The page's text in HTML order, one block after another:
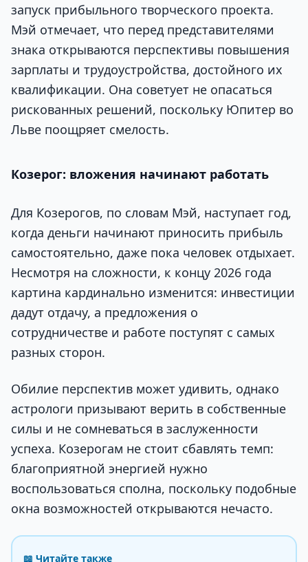
запуск прибыльного творческого проекта.
Мэй отмечает, что перед представителями
знака открываются перспективы повышения
зарплаты и трудоустройства, достойного их
квалификации. Она советует не опасаться
рискованных решений, поскольку Юпитер во
Льве поощряет смелость.
Козерог: вложения начинают работать
Для Козерогов, по словам Мэй, наступает год,
когда деньги начинают приносить прибыль
самостоятельно, даже пока человек отдыхает.
Несмотря на сложности, к концу 2026 года
картина кардинально изменится: инвестиции
дадут отдачу, а предложения о
сотрудничестве и работе поступят с самых
разных сторон.
Обилие перспектив может удивить, однако
астрологи призывают верить в собственные
силы и не сомневаться в заслуженности
успеха. Козерогам не стоит сбавлять темп:
благоприятной энергией нужно
воспользоваться сполна, поскольку подобные
окна возможностей открываются нечасто.
📖 Читайте также